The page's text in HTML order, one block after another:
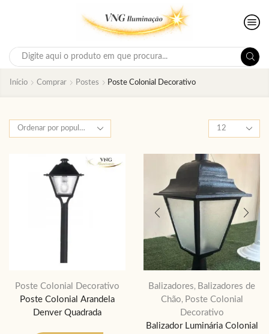
Search
Início Comprar Postes Poste Colonial Decorativo
Produtos
Poste Colonial Decorativo
Poste Colonial Arandela
Denver Quadrada
Balizadores, Balizadores de
Chão, Poste Colonial
Decorativo
Balizador Luminária Colonial